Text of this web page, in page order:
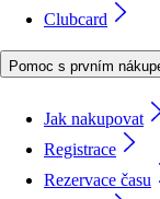
Clubcard
Pomoc s prvním
Jak nakupovat
Registrace
Rezervace času